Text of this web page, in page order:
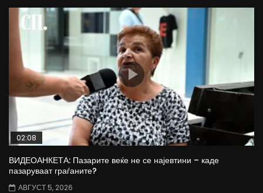
02:08
ВИДЕОАНКЕТА: Пазарите веќе не се најевтини – каде
пазаруваат граѓаните?
АВГУСТ 5, 2026